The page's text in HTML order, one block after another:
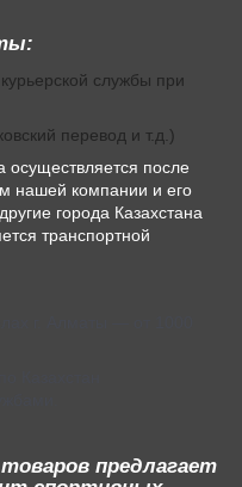
службы при
перевод и т.д.)
осуществляется после
нашей компании и его
города Казахстана
транспортной
предлагает